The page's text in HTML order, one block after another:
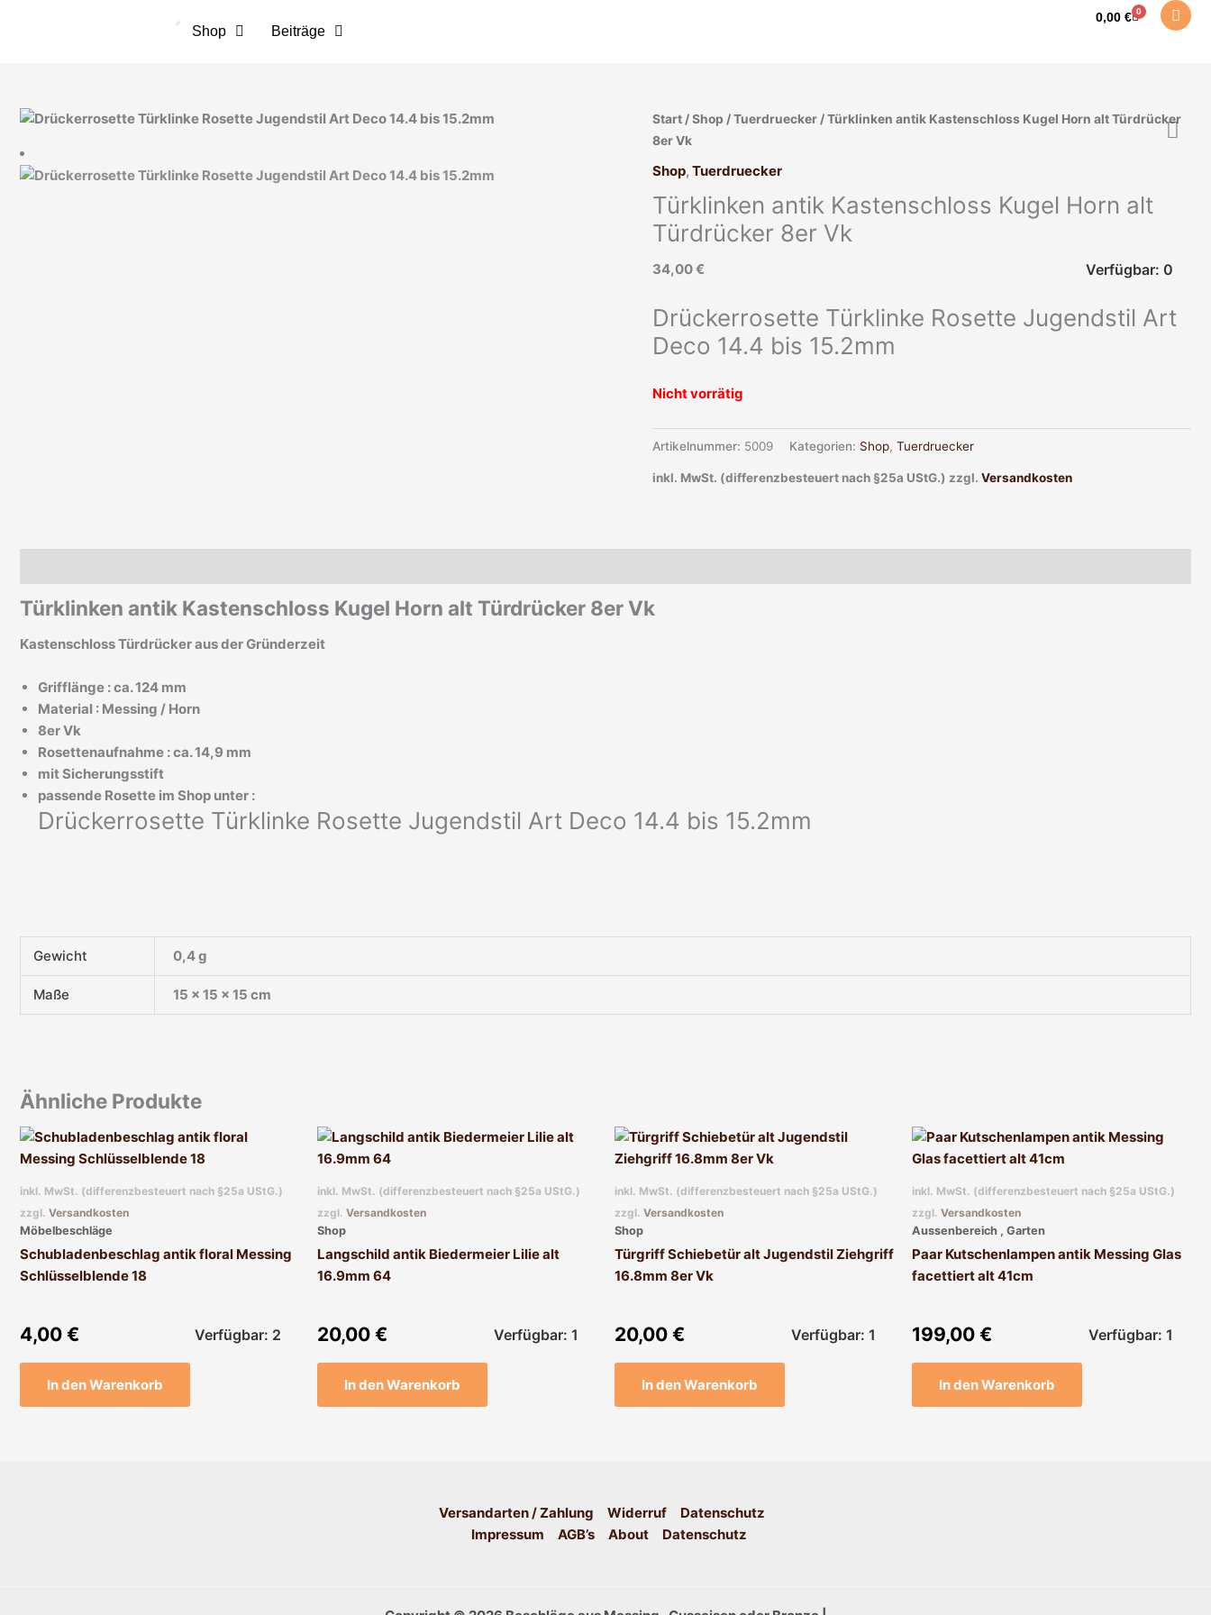
Shop Beiträge
0,00 € 0
Warenkorb
Start /Shop /Tuerdruecker / Türklinken antik Kastenschloss Kugel Horn alt Türdrücker
8er Vk
Shop, Tuerdruecker
Türklinken antik Kastenschloss Kugel Horn alt
Türdrücker 8er Vk
34,00€ Verfügbar: 0
Drückerrosette Türklinke Rosette Jugendstil Art
Deco 14.4 bis 15.2mm
Nicht vorrätig
Artikelnummer: 5009 Kategorien: Shop, Tuerdruecker
inkl. MwSt. (differenzbesteuert nach §25a UStG.) zzgl. Versandkosten
Türklinken antik Kastenschloss Kugel Horn alt Türdrücker 8er Vk
Kastenschloss Türdrücker aus der Gründerzeit
Grifflänge : ca. 124 mm
Material : Messing / Horn
8er Vk
Rosettenaufnahme : ca. 14,9 mm
mit Sicherungsstift
passende Rosette im Shop unter :
Drückerrosette Türklinke Rosette Jugendstil Art Deco 14.4 bis 15.2mm
Gewicht 0,4 g
Maße 15 × 15 × 15 cm
Ähnliche Produkte
inkl. MwSt. (differenzbesteuert nach §25a UStG.)
zzgl. Versandkosten
Möbelbeschläge
Schubladenbeschlag antik floral Messing
Schlüsselblende 18
4,00 € Verfügbar: 2
In den Warenkorb
inkl. MwSt. (differenzbesteuert nach §25a UStG.)
zzgl. Versandkosten
Shop
Langschild antik Biedermeier Lilie alt
16.9mm 64
20,00 € Verfügbar: 1
In den Warenkorb
inkl. MwSt. (differenzbesteuert nach §25a UStG.)
zzgl. Versandkosten
Shop
Türgriff Schiebetür alt Jugendstil Ziehgriff
16.8mm 8er Vk
20,00 € Verfügbar: 1
In den Warenkorb
inkl. MwSt. (differenzbesteuert nach §25a UStG.)
zzgl. Versandkosten
Aussenbereich , Garten
Paar Kutschenlampen antik Messing Glas
facettiert alt 41cm
199,00 € Verfügbar: 1
In den Warenkorb
Versandarten / Zahlung Widerruf
Datenschutz
Impressum
AGB’s About Datenschutz